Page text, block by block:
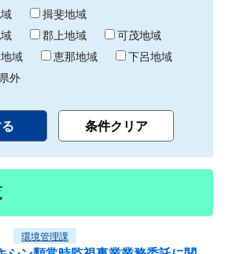
揖斐地域
郡上地域
可茂地域
域
恵那地域
下呂地域
県外
環境管理課